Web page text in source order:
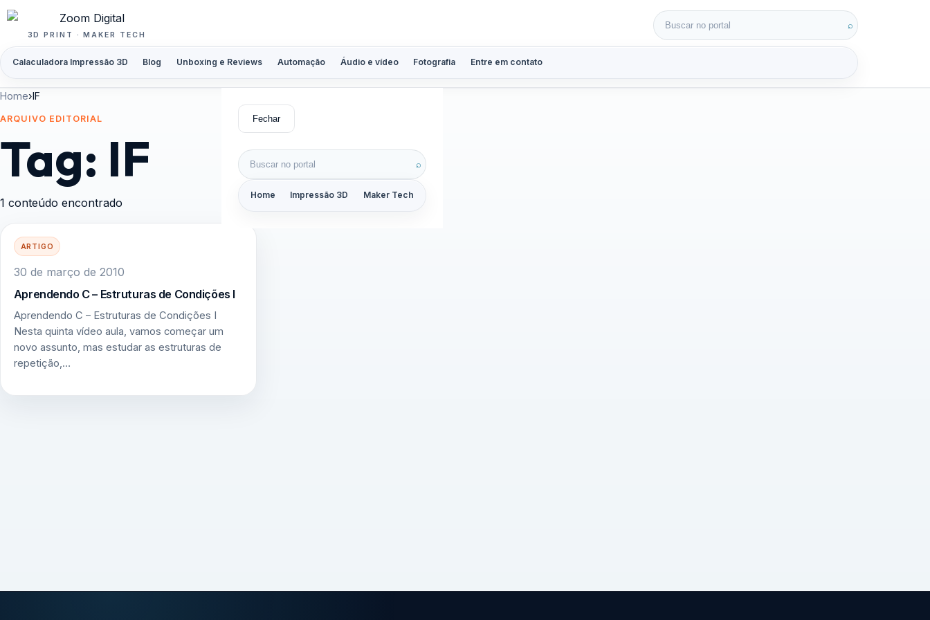
Pular para o conteúdo
3D PRINT · MAKER TECH
Calaculadora Impressão 3D Blog Unboxing e Reviews Automação Áudio e vídeo Fotografia Entre em contato
Buscar por: ⌕
Fechar
Buscar por: ⌕
Home Impressão 3D Maker Tech
Home›IF
ARQUIVO EDITORIAL
Tag: IF
1 conteúdo encontrado
ARTIGO
30 de março de 2010
Aprendendo C – Estruturas de Condições I
Aprendendo C – Estruturas de Condições I
Nesta quinta vídeo aula, vamos começar um
novo assunto, mas estudar as estruturas de
repetição,…